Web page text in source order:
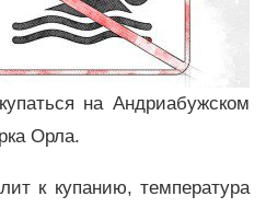
на Андриабужском
Орла.
к купанию, температура